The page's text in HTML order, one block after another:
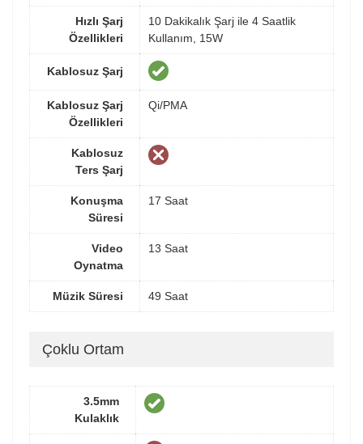
Hızlı Şarj
Özellikleri
10 Dakikalık Şarj ile 4 Saatlik
Kullanım, 15W
Kablosuz Şarj
Kablosuz Şarj
Özellikleri
Qi/PMA
Kablosuz
Ters Şarj
Konuşma
Süresi
17 Saat
Video
Oynatma
13 Saat
Müzik Süresi 49 Saat
Çoklu Ortam
3.5mm
Kulaklık